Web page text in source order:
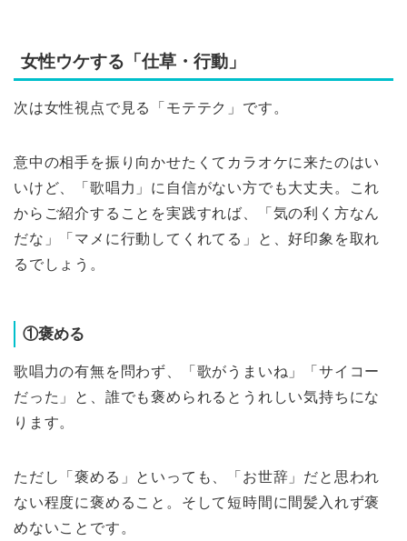
女性ウケする「仕草・行動」
次は女性視点で見る「モテテク」です。
意中の相手を振り向かせたくてカラオケに来たのはい
いけど、「歌唱力」に自信がない方でも大丈夫。これ
からご紹介することを実践すれば、「気の利く方なん
だな」「マメに行動してくれてる」と、好印象を取れ
るでしょう。
①褒める
歌唱力の有無を問わず、「歌がうまいね」「サイコー
だった」と、誰でも褒められるとうれしい気持ちにな
ります。
ただし「褒める」といっても、「お世辞」だと思われ
ない程度に褒めること。そして短時間に間髪入れず褒
めないことです。